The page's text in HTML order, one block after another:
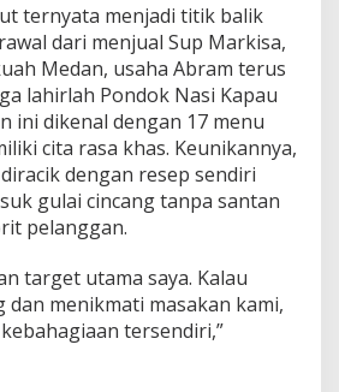
ternyata menjadi titik balik
dari menjual Sup Markisa,
Medan, usaha Abram terus
lahirlah Pondok Nasi Kapau
ini dikenal dengan 17 menu
cita rasa khas. Keunikannya,
dengan resep sendiri
gulai cincang tanpa santan
pelanggan.
target utama saya. Kalau
dan menikmati masakan kami,
tersendiri,”